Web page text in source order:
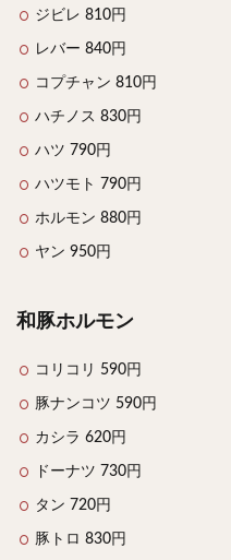
ジビレ 810円
レバー 840円
コプチャン 810円
ハチノス 830円
ハツ 790円
ハツモト 790円
ホルモン 880円
ヤン 950円
和豚ホルモン
コリコリ 590円
豚ナンコツ 590円
カシラ 620円
ドーナツ 730円
タン 720円
豚トロ 830円